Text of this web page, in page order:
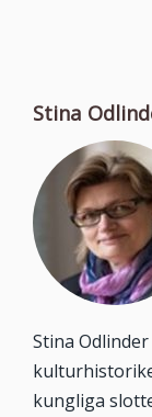
Stina
Stina
kungliga